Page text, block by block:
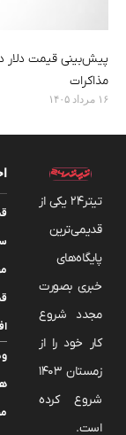
مذاکرات
۱۶ مرداد ۱۴۰۵
تیتر24 یکی از
قدیمی‌ترین
پایگاه‌های
خبری بصورت
مجدد شروع
کار خود را از
زمستان 1403
شروع کرده
است.